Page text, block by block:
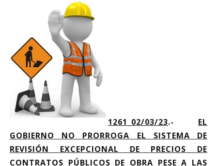
1261_02/03/23.- EL
GOBIERNO NO PRORROGA EL SISTEMA DE
REVISIÓN EXCEPCIONAL DE PRECIOS DE
CONTRATOS PÚBLICOS DE OBRA PESE A LAS